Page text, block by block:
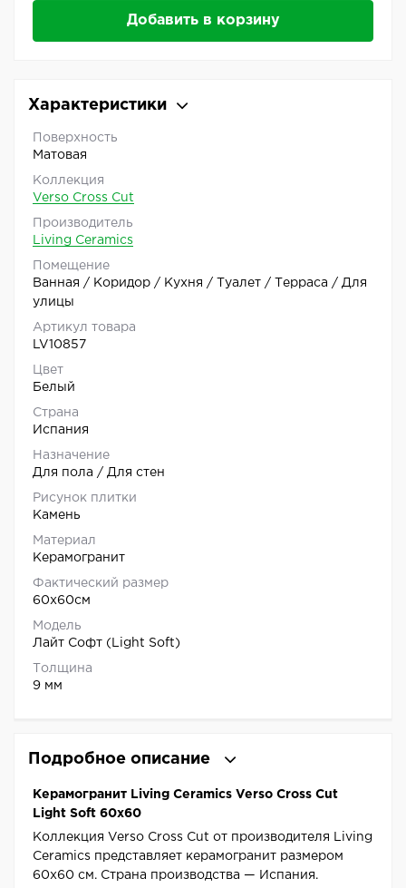
Добавить в корзину
Характеристики
Поверхность
Матовая
Коллекция
Verso Cross Cut
Производитель
Living Ceramics
Помещение
Ванная / Коридор / Кухня / Туалет / Терраса / Для
улицы
Артикул товара
LV10857
Цвет
Белый
Страна
Испания
Назначение
Для пола / Для стен
Рисунок плитки
Камень
Материал
Керамогранит
Фактический размер
60x60см
Модель
Лайт Софт (Light Soft)
Толщина
9 мм
Подробное описание
Керамогранит Living Ceramics Verso Cross Cut
Light Soft 60x60
Коллекция Verso Cross Cut от производителя Living
Ceramics представляет керамогранит размером
60x60 см. Страна производства — Испания.